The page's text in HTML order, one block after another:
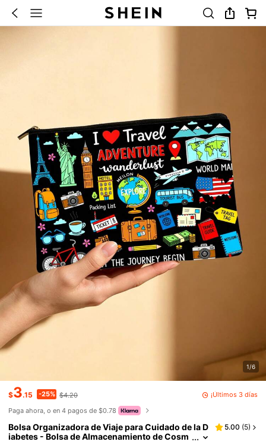
1/6
$3.15 -25% $4.20
¡Últimos 3 días
Paga ahora, o en 4 pagos de $0.78
Bolsa Organizadora de Viaje para Cuidado de la D
iabetes - Bolsa de Almacenamiento de Cosm
5.00 (5)